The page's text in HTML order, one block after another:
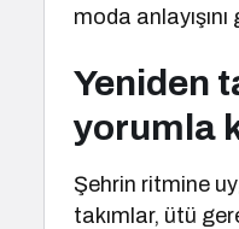
moda
Yeniden
yorumla
Şehrin ritmine
takımlar, ütü